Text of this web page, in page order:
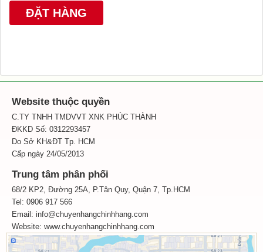
Website thuộc quyền
C.TY TNHH TMDVVT XNK PHÚC THÀNH
ĐKKD Số: 0312293457
Do Sở KH&ĐT Tp. HCM
Cấp ngày 24/05/2013
Trung tâm phân phối
68/2 KP2, Đường 25A, P.Tân Quy, Quận 7, Tp.HCM
Tel: 0906 917 566
Email: info@chuyenhangchinhhang.com
Website: www.chuyenhangchinhhang.com